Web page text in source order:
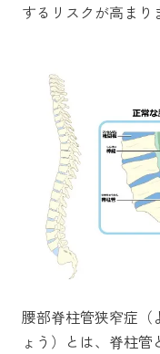
するリスクが高まり
腰部脊柱管狭窄症（
ょう）とは、脊柱